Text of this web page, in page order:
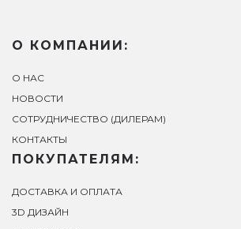
О КОМПАНИИ:
О НАС
НОВОСТИ
СОТРУДНИЧЕСТВО (ДИЛЕРАМ)
КОНТАКТЫ
ПОКУПАТЕЛЯМ:
ДОСТАВКА И ОПЛАТА
3D ДИЗАЙН